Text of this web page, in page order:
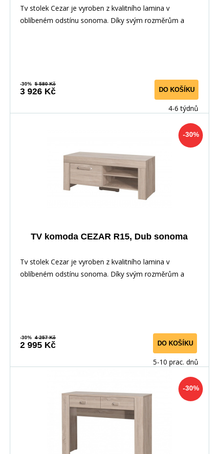
Tv stolek Cezar je vyroben z kvalitního lamina v
oblíbeném odstínu sonoma. Díky svým rozměrům a
-30% 5 580 Kč
3 926 Kč DO KOŠÍKU
4-6 týdnů
-30%
TV komoda CEZAR R15, Dub sonoma
Tv stolek Cezar je vyroben z kvalitního lamina v
oblíbeném odstínu sonoma. Díky svým rozměrům a
-30% 4 257 Kč
2 995 Kč DO KOŠÍKU
5-10 prac. dnů
-30%